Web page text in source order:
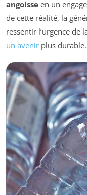
angoisse en un
de cette réalité, la
ressentir l’urgence de
un avenir plus durable.